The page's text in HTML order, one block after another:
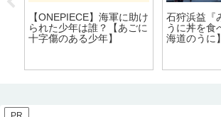
【ONEPIECE】海軍に助け
られた少年は誰？【あごに
十字傷のある少年】
石狩浜益『
うに丼を食
海道のうに】